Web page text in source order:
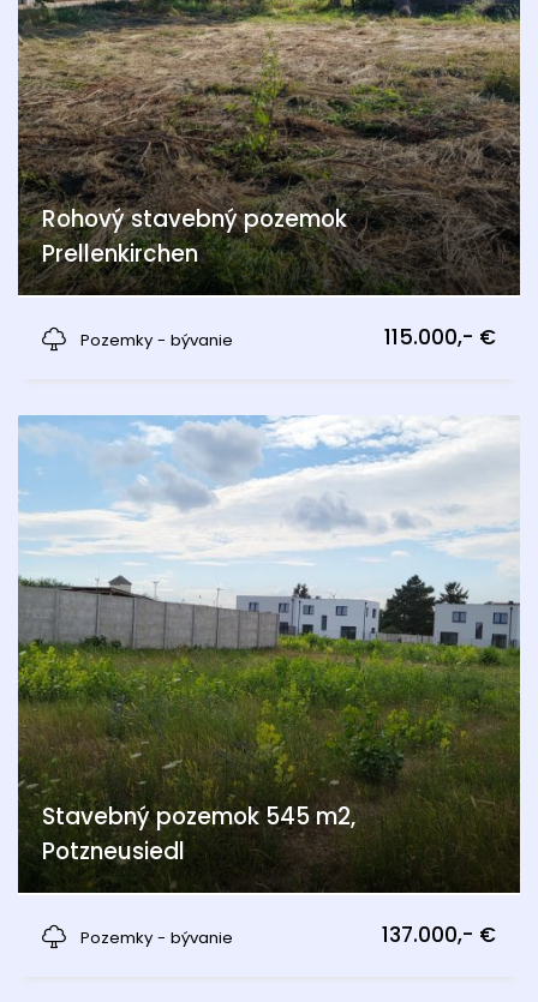
Rohový stavebný pozemok
Prellenkirchen
Pozemky - bývanie
115.000,- €
Stavebný pozemok 545 m2,
Potzneusiedl
Pozemky - bývanie
137.000,- €